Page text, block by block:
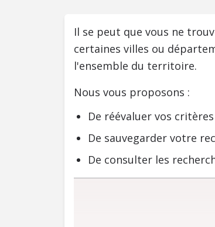
Il se peut que vous ne
certaines villes ou
l'ensemble du territoire.
Nous vous proposons :
De réévaluer vos
De sauvegarder votre
De consulter les